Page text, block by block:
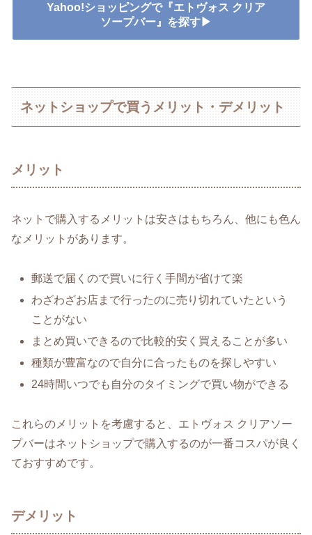
Yahoo!ショッピングで『エトヴォス クリア
ソープバー』を探す▶
ネットショップで買うメリット・デメリット
メリット
ネットで購入するメリットは安さはもちろん、他にも色ん
なメリットがあります。
郵送で届くので買いに行く手間が省けて楽
わざわざお店まで行ったのに売り切れていたという
ことがない
まとめ買いできるので比較的安く買えることが多い
種類が豊富なので自分に合ったものを探しやすい
24時間いつでも自分のタイミングで買い物ができる
これらのメリットを考慮すると、エトヴォス クリアソー
プバーはネットショップで購入するのが一番コスパが良く
ておすすめです。
デメリット